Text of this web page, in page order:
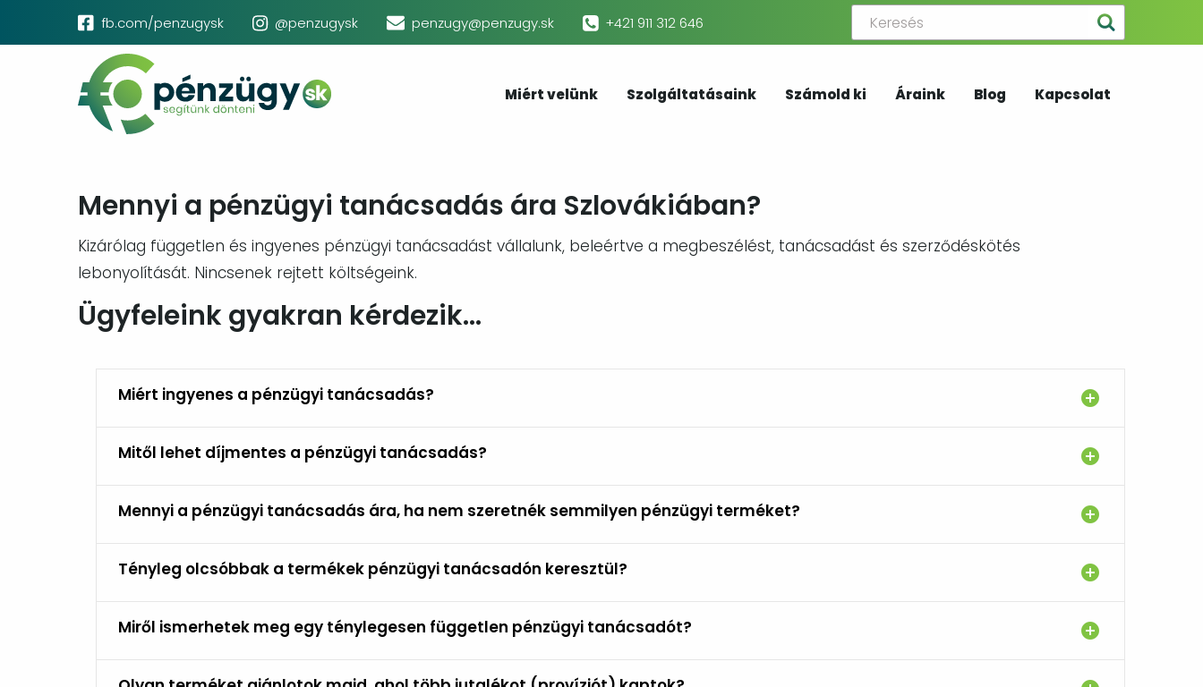
a
Social
menu
fb.com/penzugysk @penzugysk penzugy@penzugy.sk +421 911 312 646
navigation
Miért velünk Szolgáltatásaink Számold ki Áraink Blog Kapcsolat
Mennyi a pénzügyi tanácsadás ára Szlovákiában?
Kizárólag független és ingyenes pénzügyi tanácsadást vállalunk, beleértve a megbeszélést, tanácsadást és szerződéskötés
lebonyolítását. Nincsenek rejtett költségeink.
Ügyfeleink gyakran kérdezik…
Miért ingyenes a pénzügyi tanácsadás?
Mitől lehet díjmentes a pénzügyi tanácsadás?
Mennyi a pénzügyi tanácsadás ára, ha nem szeretnék semmilyen pénzügyi terméket?
Tényleg olcsóbbak a termékek pénzügyi tanácsadón keresztül?
Miről ismerhetek meg egy ténylegesen független pénzügyi tanácsadót?